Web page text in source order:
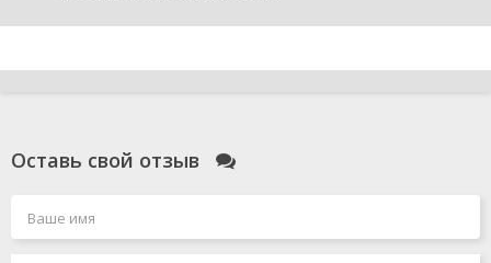
Оставь свой отзыв